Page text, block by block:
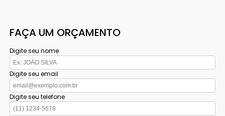
FAÇA UM ORÇAMENTO
Digite seu nome
Digite seu email
Digite seu telefone